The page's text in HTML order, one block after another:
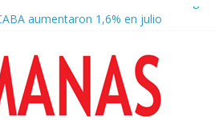
aumentaron 1,6% en julio
durante la protesta contra la Ley de
lamentó el retiro del capítulo de
en Manejo del Fuego y defiende la